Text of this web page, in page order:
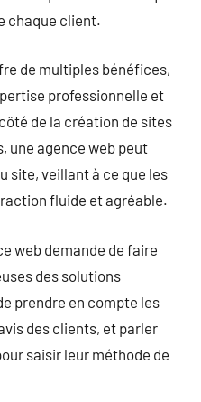
chaque client.
de multiples bénéfices,
professionnelle et
de la création de sites
une agence web peut
site, veillant à ce que les
fluide et agréable.
web demande de faire
des solutions
prendre en compte les
des clients, et parler
saisir leur méthode de